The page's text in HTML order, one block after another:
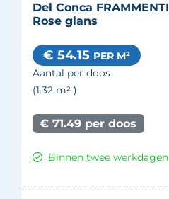
Del Conca
Rose glans
€ 54.15 PER M²
Aantal per doos
(1.32 m² )
€ 71.49 per doos
Binnen twee